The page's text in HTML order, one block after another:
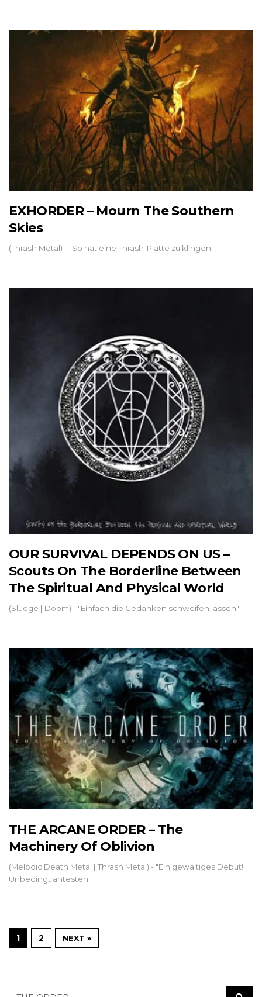
EXHORDER – Mourn The Southern
Skies
(Thrash Metal) - "So hat eine Thrash-Platte zu klingen"
OUR SURVIVAL DEPENDS ON US –
Scouts On The Borderline Between
The Spiritual And Physical World
(Sludge | Doom) - "Einfach die Gedanken schweifen lassen"
THE ARCANE ORDER – The
Machinery Of Oblivion
(Melodic Death Metal | Thrash Metal) - "Ein gewaltiges Debüt!
Unbedingt antesten!"
1 2 NEXT »